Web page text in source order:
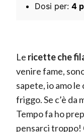
Dosi per: 4
Le ricette che
venire fame,
sapete, io amo
friggo. Se c’è da
Tempo fa ho
pensarci troppo!